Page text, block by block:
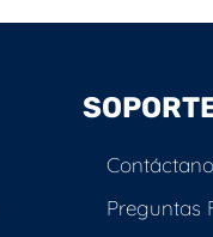
Preguntas